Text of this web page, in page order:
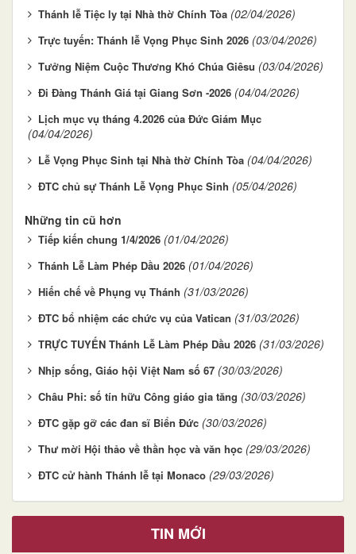
Thánh lễ Tiệc ly tại Nhà thờ Chính Tòa (02/04/2026)
Trực tuyến: Thánh lễ Vọng Phục Sinh 2026 (03/04/2026)
Tưởng Niệm Cuộc Thương Khó Chúa Giêsu (03/04/2026)
Đi Đàng Thánh Giá tại Giang Sơn -2026 (04/04/2026)
Lịch mục vụ tháng 4.2026 của Đức Giám Mục
(04/04/2026)
Lễ Vọng Phục Sinh tại Nhà thờ Chính Tòa (04/04/2026)
ĐTC chủ sự Thánh Lễ Vọng Phục Sinh (05/04/2026)
Những tin cũ hơn
Tiếp kiến chung 1/4/2026 (01/04/2026)
Thánh Lễ Làm Phép Dầu 2026 (01/04/2026)
Hiến chế về Phụng vụ Thánh (31/03/2026)
ĐTC bổ nhiệm các chức vụ của Vatican (31/03/2026)
TRỰC TUYẾN Thánh Lễ Làm Phép Dầu 2026 (31/03/2026)
Nhịp sống, Giáo hội Việt Nam số 67 (30/03/2026)
Châu Phi: số tín hữu Công giáo gia tăng (30/03/2026)
ĐTC gặp gỡ các đan sĩ Biển Đức (30/03/2026)
Thư mời Hội thảo về thần học và văn học (29/03/2026)
ĐTC cử hành Thánh lễ tại Monaco (29/03/2026)
TIN MỚI